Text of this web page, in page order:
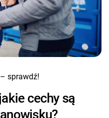
– sprawdź!
cechy są